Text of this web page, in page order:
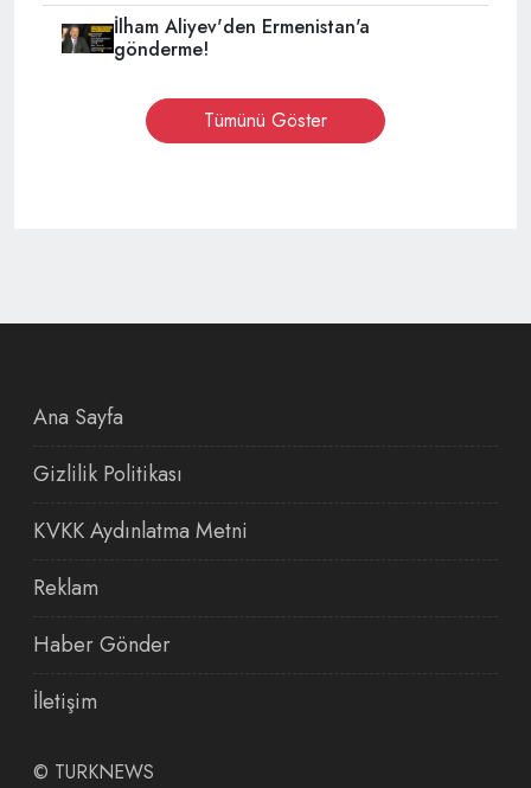
İlham Aliyev'den Ermenistan'a
gönderme!
Tümünü Göster
Ana Sayfa
Gizlilik Politikası
KVKK Aydınlatma Metni
Reklam
Haber Gönder
İletişim
© TURKNEWS